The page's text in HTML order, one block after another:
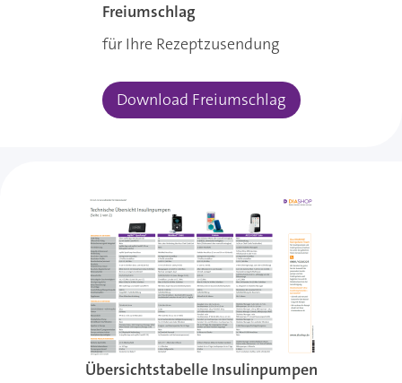
Freiumschlag
für Ihre Rezeptzusendung
Download Freiumschlag
Übersichtstabelle Insulinpumpen